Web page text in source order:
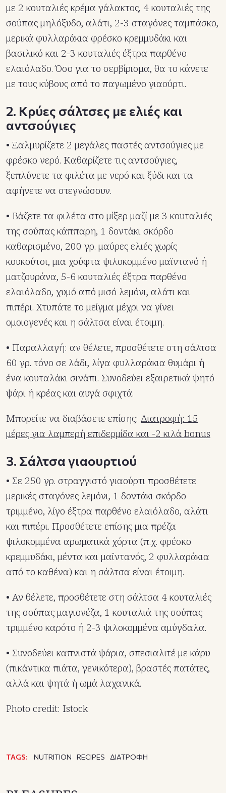
με 2 κουταλιές κρέμα γάλακτος, 4 κουταλιές της
σούπας μηλόξυδο, αλάτι, 2-3 σταγόνες ταμπάσκο,
μερικά φυλλαράκια φρέσκο κρεμμυδάκι και
βασιλικό και 2-3 κουταλιές έξτρα παρθένο
ελαιόλαδο. Όσο για το σερβίρισμα, θα το κάνετε
με τους κύβους από το παγωμένο γιαούρτι.
2. Κρύες σάλτσες με ελιές και
αντσούγιες
• Ξαλμυρίζετε 2 μεγάλες παστές αντσούγιες με
φρέσκο νερό. Καθαρίζετε τις αντσούγιες,
ξεπλύνετε τα φιλέτα με νερό και ξύδι και τα
αφήνετε να στεγνώσουν.
• Βάζετε τα φιλέτα στο μίξερ μαζί με 3 κουταλιές
της σούπας κάππαρη, 1 δοντάκι σκόρδο
καθαρισμένο, 200 γρ. μαύρες ελιές χωρίς
κουκούτσι, μια χούφτα ψιλοκομμένο μαϊντανό ή
ματζουράνα, 5-6 κουταλιές έξτρα παρθένο
ελαιόλαδο, χυμό από μισό λεμόνι, αλάτι και
πιπέρι. Χτυπάτε το μείγμα μέχρι να γίνει
ομοιογενές και η σάλτσα είναι έτοιμη.
• Παραλλαγή: αν θέλετε, προσθέτετε στη σάλτσα
60 γρ. τόνο σε λάδι, λίγα φυλλαράκια θυμάρι ή
ένα κουταλάκι σινάπι. Συνοδεύει εξαιρετικά ψητό
ψάρι ή κρέας και αυγά σφιχτά.
Μπορείτε να διαβάσετε επίσης: Διατροφή: 15
μέρες για λαμπερή επιδερμίδα και -2 κιλά bonus
3. Σάλτσα γιαουρτιού
• Σε 250 γρ. στραγγιστό γιαούρτι προσθέτετε
μερικές σταγόνες λεμόνι, 1 δοντάκι σκόρδο
τριμμένο, λίγο έξτρα παρθένο ελαιόλαδο, αλάτι
και πιπέρι. Προσθέτετε επίσης μια πρέζα
ψιλοκομμένα αρωματικά χόρτα (π.χ. φρέσκο
κρεμμυδάκι, μέντα και μαϊντανός, 2 φυλλαράκια
από το καθένα) και η σάλτσα είναι έτοιμη.
• Αν θέλετε, προσθέτετε στη σάλτσα 4 κουταλιές
της σούπας μαγιονέζα, 1 κουταλιά της σούπας
τριμμένο καρότο ή 2-3 ψιλοκομμένα αμύγδαλα.
• Συνοδεύει καπνιστά ψάρια, σπεσιαλιτέ με κάρυ
(πικάντικα πιάτα, γενικότερα), βραστές πατάτες,
αλλά και ψητά ή ωμά λαχανικά.
Photo credit: Istock
TAGS: NUTRITION RECIPES ΔΙΑΤΡΟΦΗ